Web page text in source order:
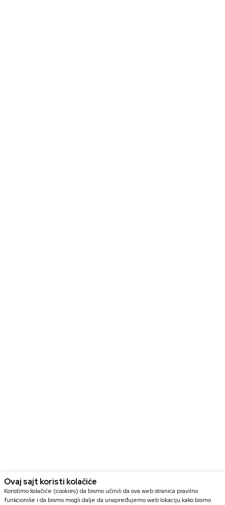
Ovaj sajt koristi kolačiće
Koristimo kolačiće (cookies) da bismo učinili da ova web stranica pravilno
funkcioniše i da bismo mogli dalje da unapređujemo web lokaciju kako bismo